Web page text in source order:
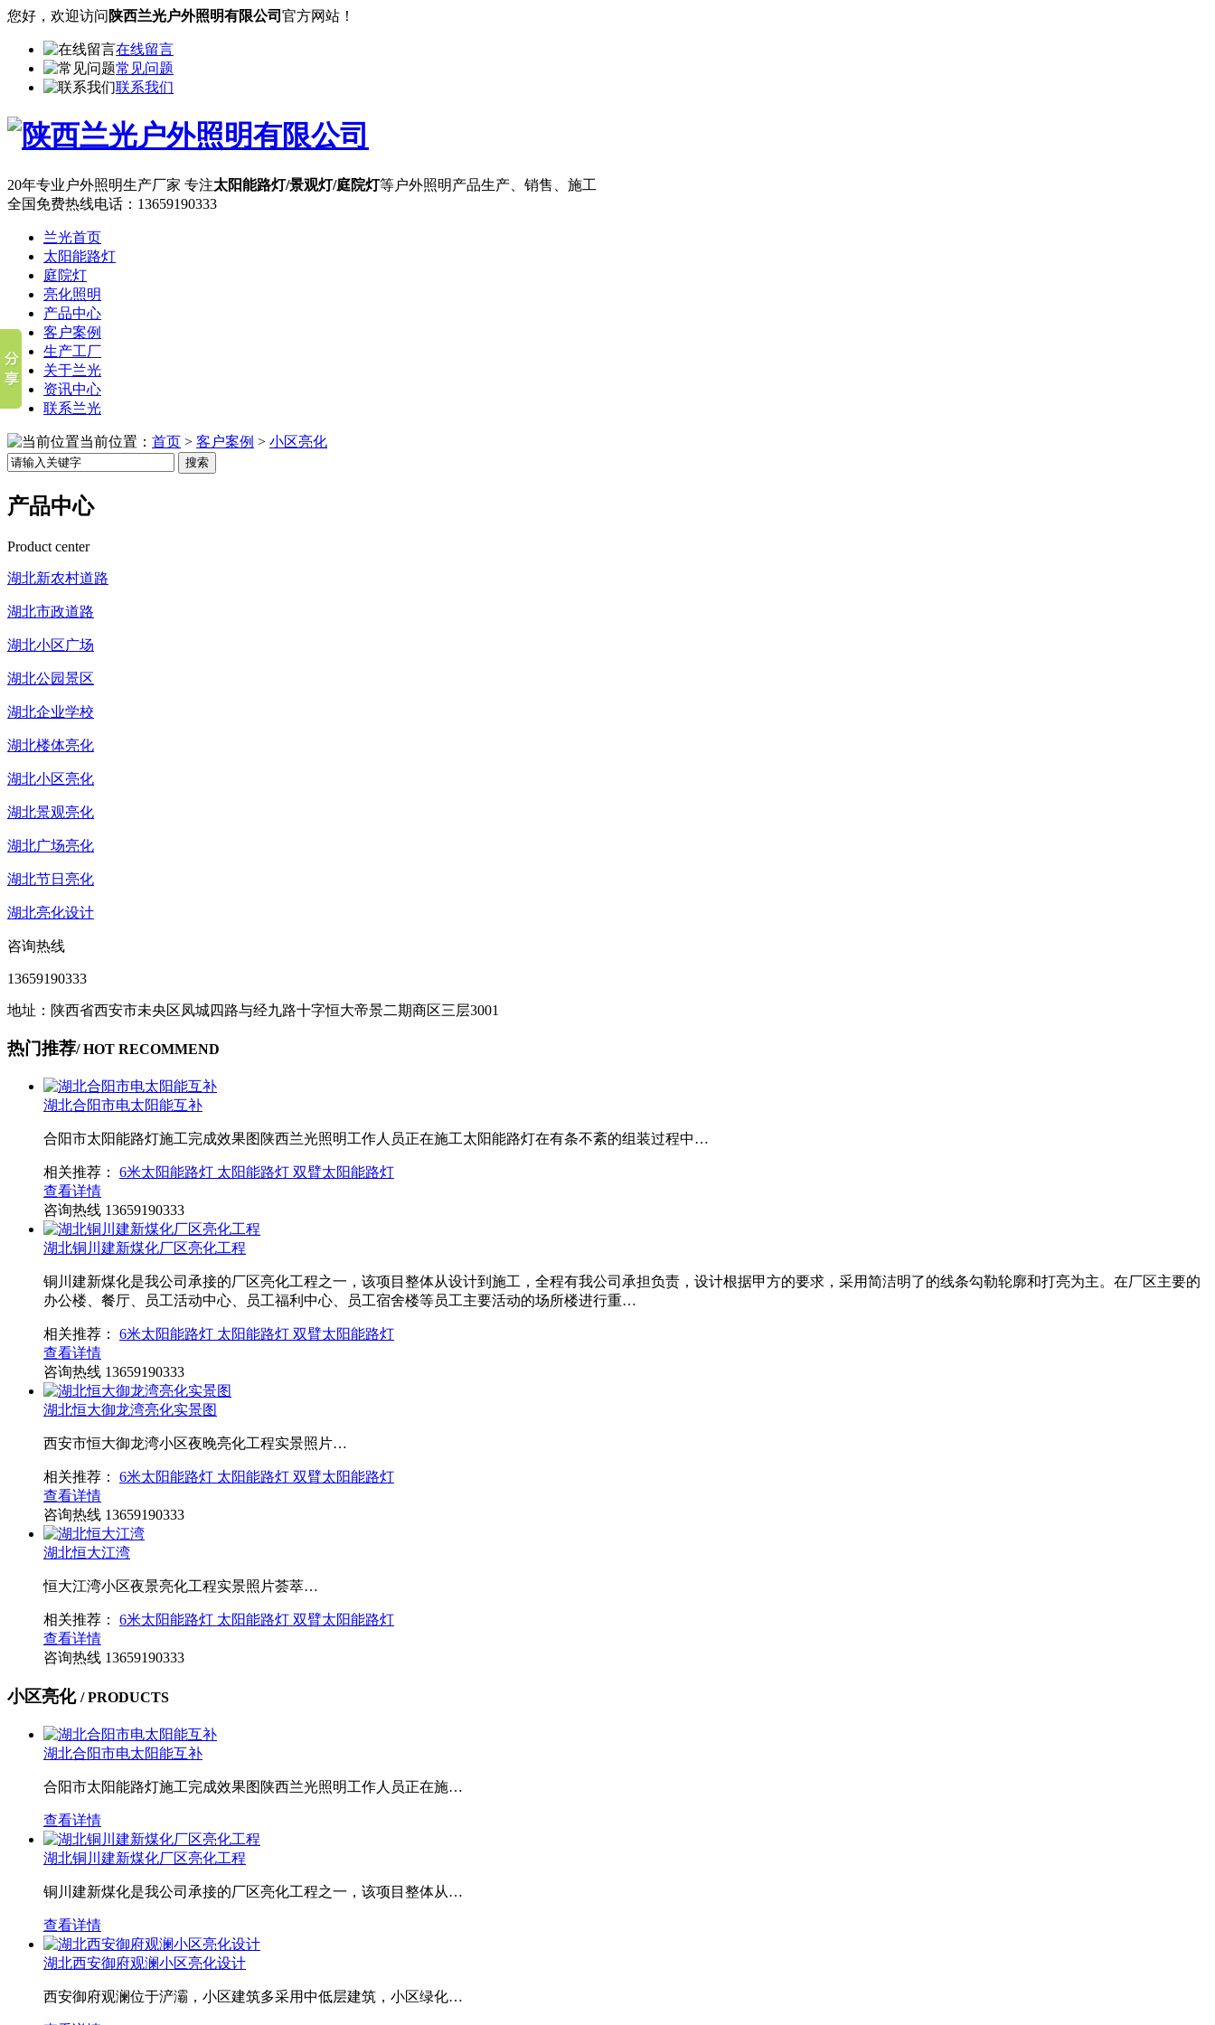
您好，欢迎访问 陕西兰光户外照明有限公司 官方网站！
在线留言
常见问题
联系我们
20年专业户外照明生产厂家 专注太阳能路灯/景观灯/庭院灯等户外照明产品生产、销售、施工
全国免费热线电话： 13659190333
兰光首页
太阳能路灯
庭院灯
亮化照明
产品中心
客户案例
生产工厂
关于兰光
资讯中心
联系兰光
当前位置： 首页 > 客户案例 > 小区亮化
搜索
产品中心
Product center
湖北新农村道路
湖北市政道路
湖北小区广场
湖北公园景区
湖北企业学校
湖北楼体亮化
湖北小区亮化
湖北景观亮化
湖北广场亮化
湖北节日亮化
湖北亮化设计
咨询热线
13659190333
地址：陕西省西安市未央区凤城四路与经九路十字恒大帝景二期商区三层3001
热门推荐/ HOT RECOMMEND
湖北合阳市电太阳能互补
合阳市太阳能路灯施工完成效果图陕西兰光照明工作人员正在施工太阳能路灯在有条不紊的组装过程中…
相关推荐： 6米太阳能路灯 太阳能路灯 双臂太阳能路灯
查看详情
咨询热线 13659190333
湖北铜川建新煤化厂区亮化工程
铜川建新煤化是我公司承接的厂区亮化工程之一，该项目整体从设计到施工，全程有我公司承担负责，设计根据甲方的要求，采用简洁明了的线条勾勒轮廓和打亮为主。在厂区主要的
办公楼、餐厅、员工活动中心、员工福利中心、员工宿舍楼等员工主要活动的场所楼进行重…
相关推荐： 6米太阳能路灯 太阳能路灯 双臂太阳能路灯
查看详情
咨询热线 13659190333
湖北恒大御龙湾亮化实景图
西安市恒大御龙湾小区夜晚亮化工程实景照片…
相关推荐： 6米太阳能路灯 太阳能路灯 双臂太阳能路灯
查看详情
咨询热线 13659190333
湖北恒大江湾
恒大江湾小区夜景亮化工程实景照片荟萃…
相关推荐： 6米太阳能路灯 太阳能路灯 双臂太阳能路灯
查看详情
咨询热线 13659190333
小区亮化 / PRODUCTS
湖北合阳市电太阳能互补
合阳市太阳能路灯施工完成效果图陕西兰光照明工作人员正在施…
查看详情
湖北铜川建新煤化厂区亮化工程
铜川建新煤化是我公司承接的厂区亮化工程之一，该项目整体从…
查看详情
湖北西安御府观澜小区亮化设计
西安御府观澜位于浐灞，小区建筑多采用中低层建筑，小区绿化…